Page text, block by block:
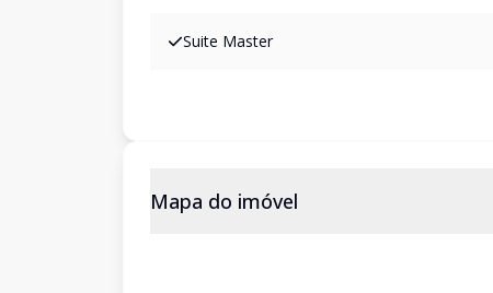
Suite Master
Mapa do imóvel